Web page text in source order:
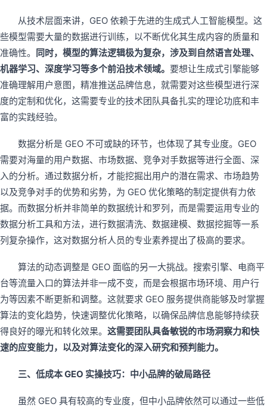
从技术层面来讲，GEO 依赖于先进的生成式人工智能模型。这
些模型需要大量的数据进行训练，以不断优化其生成内容的质量和
准确性。 同时，模型的算法逻辑极为复杂，涉及到自然语言处理、
机器学习、深度学习等多个前沿技术领域。 要想让生成式引擎能够
准确理解用户意图，精准推送品牌信息，就需要对这些模型进行深
度的定制和优化，这需要专业的技术团队具备扎实的理论功底和丰
富的实践经验。
数据分析是 GEO 不可或缺的环节，也体现了其专业度。GEO
需要对海量的用户数据、市场数据、竞争对手数据等进行全面、深
入的分析。通过数据分析，才能挖掘出用户的潜在需求、市场趋势
以及竞争对手的优势和劣势，为 GEO 优化策略的制定提供有力依
据。而数据分析并非简单的数据统计和罗列，而是需要运用专业的
数据分析工具和方法，进行数据清洗、数据建模、数据挖掘等一系
列复杂操作，这对数据分析人员的专业素养提出了极高的要求。
算法的动态调整是 GEO 面临的另一大挑战。搜索引擎、电商平
台等流量入口的算法并非一成不变，而是会根据市场环境、用户行
为等因素不断更新和调整。这就要求 GEO 服务提供商能够及时掌握
算法的变化趋势，快速调整优化策略，以确保品牌信息能够持续获
得良好的曝光和转化效果。 这需要团队具备敏锐的市场洞察力和快
速的应变能力，以及对算法变化的深入研究和预判能力。
三、低成本 GEO 实操技巧：中小品牌的破局路径
虽然 GEO 具有较高的专业度，但中小品牌依然可以通过一些低